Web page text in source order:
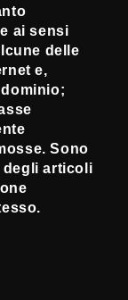
ai sensi
delle
e,
Sono
degli articoli